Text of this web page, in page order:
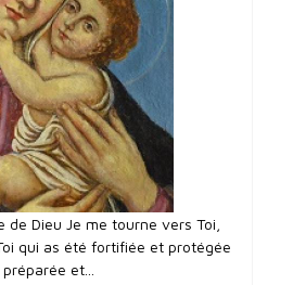
de Dieu Je me tourne vers Toi,
qui as été fortifiée et protégée
et...